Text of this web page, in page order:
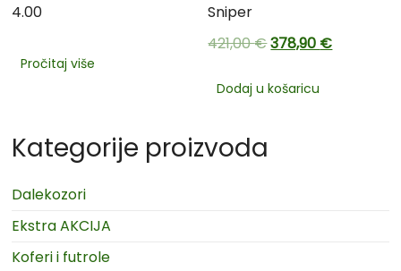
4.00
Pročitaj više
Sniper
421,00€378,90 €
Dodaj u košaricu
Kategorije proizvoda
Dalekozori
Ekstra AKCIJA
Koferi i futrole